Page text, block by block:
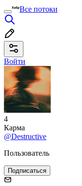
Все потоки
Войти
4
Карма
@Destructive
Пользователь
Подписаться